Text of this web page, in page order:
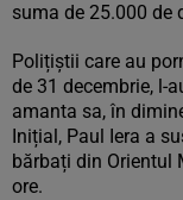
suma de 25.000 de
Polițiștii care au
de 31 decembrie, l-
amanta sa, în
Inițial, Paul Iera a
bărbați din Orientul
ore.